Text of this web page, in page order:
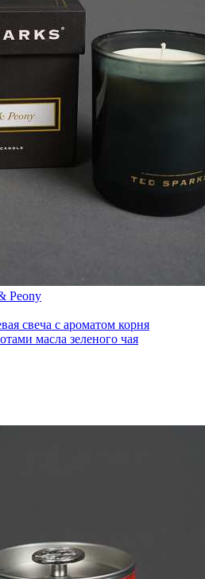
Peony
свеча с ароматом корня
масла зеленого чая